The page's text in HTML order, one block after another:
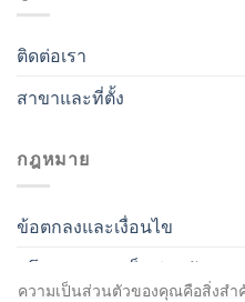
ความเป็นส่วนตัวของคุณคือสิ่งสำ
ติดต่อเรา
สาขาและที่ตั้ง
กฎหมาย
ข้อตกลงและเงื่อนไข
นโยบายความเป็นส่วนตัว